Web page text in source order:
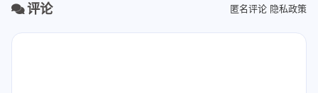
评论 匿名评论 隐私政策